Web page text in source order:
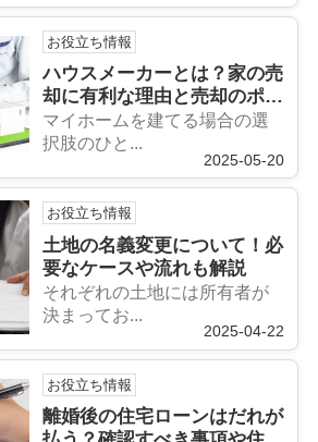
お役立ち情報
ハウスメーカーとは？家の売
却に有利な理由と売却のポイ
ントも解説
マイホームを建てる場合の選
択肢のひと...
2025-05-20
お役立ち情報
土地の名義変更について！必
要なケースや流れも解説
それぞれの土地には所有者が
決まってお...
2025-04-22
お役立ち情報
離婚後の住宅ローンはだれが